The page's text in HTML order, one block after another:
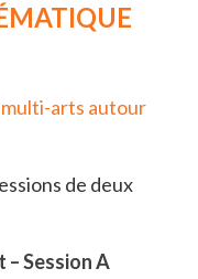
multi-arts autour
de deux
– Session A